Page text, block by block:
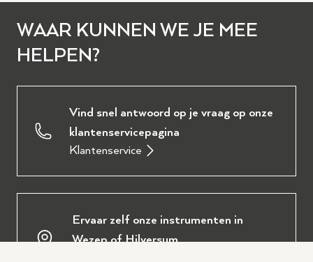
WAAR KUNNEN WE JE MEE
HELPEN?
Vind snel antwoord op je vraag op onze
klantenservicepagina
Klantenservice
Ervaar zelf onze instrumenten in
Wezep of Hilversum